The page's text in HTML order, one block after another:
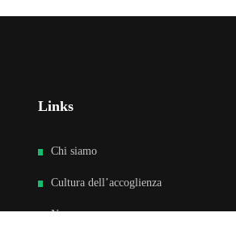
Links
Chi siamo
Cultura dell’accoglienza
News